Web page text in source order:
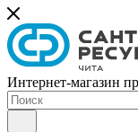
Интернет-магазин